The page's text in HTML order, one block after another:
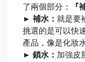
了兩個部分：
『
► 補水： 就是要
挑選的是可以快
產品，像是化妝
► 鎖水： 加強皮